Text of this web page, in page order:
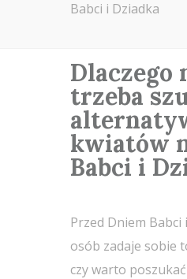
Babci i Dziadka
Dlaczego
trzeba
kwiatów
Babci i
Przed Dniem Babci
osób zadaje sobie
czy warto